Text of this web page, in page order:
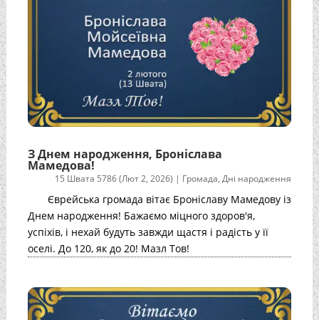
З Днем народження, Броніслава
Мамедова!
15 Швата 5786 (Лют 2, 2026) | Громада,Дні народження
Єврейська громада вітає Броніславу Мамедову із
Днем народження! Бажаємо міцного здоров'я,
успіхів, і нехай будуть завжди щастя і радість у її
оселі. До 120, як до 20! Мазл Тов!